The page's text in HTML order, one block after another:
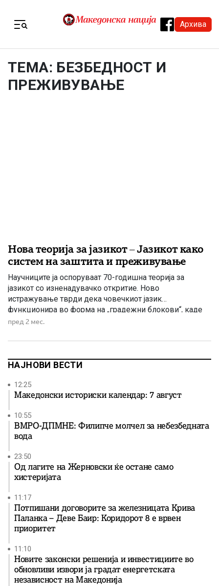
Архива
ТЕМА: БЕЗБЕДНОСТ И
ПРЕЖИВУВАЊЕ
Нова теорија за јазикот – Јазикот како
систем на заштита и преживување
Научниците ја оспоруваат 70-годишна теорија за
јазикот со изненадувачко откритие. Ново
истражување тврди дека човечкиот јазик
функционира во форма на „градежни блокови“, каде
што нашите мозоци ги спојуваат предвидливите низи
наместо да конструираат сложени, хиерархиски
претходно занемарена структура што лежи […]
пред 2 мес.
НАЈНОВИ ВЕСТИ
12:25
Македонски историски календар: 7 август
10:55
ВМРО-ДПМНЕ: Филипче молчел за небезбедната
вода
23:50
Од лагите на Жерновски ќе остане само
хистеријата
11:17
Потпишани договорите за железницата Крива
Паланка – Деве Баир: Коридорот 8 е врвен
приоритет
11:10
Новите законски решенија и инвестициите во
обновливи извори ја градат енергетската
независност на Македонија